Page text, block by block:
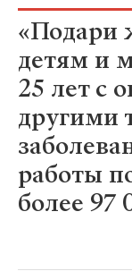
«Подари
детям и
25 лет с
другими
работы
более 97